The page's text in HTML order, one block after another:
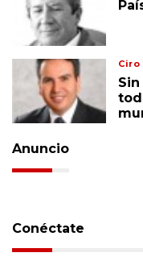
Ciro
Anuncio
Conéctate